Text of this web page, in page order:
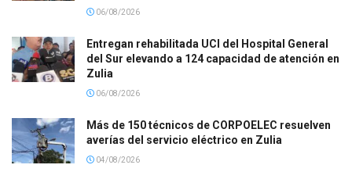
06/08/2026
Entregan rehabilitada UCI del Hospital General
del Sur elevando a 124 capacidad de atención en
Zulia
06/08/2026
Más de 150 técnicos de CORPOELEC resuelven
averías del servicio eléctrico en Zulia
04/08/2026